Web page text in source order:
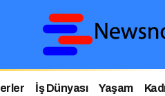
İş Dünyası Yaşam